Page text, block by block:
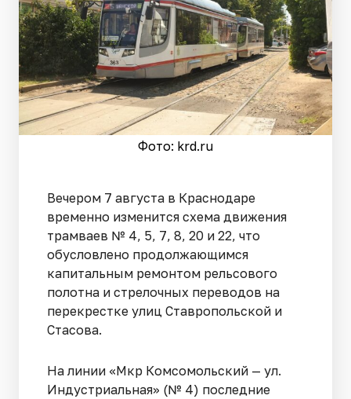
Фото: krd.ru
Вечером 7 августа в Краснодаре
временно изменится схема движения
трамваев № 4, 5, 7, 8, 20 и 22, что
обусловлено продолжающимся
капитальным ремонтом рельсового
полотна и стрелочных переводов на
перекрестке улиц Ставропольской и
Стасова.
На линии «Мкр Комсомольский — ул.
Индустриальная» (№ 4) последние